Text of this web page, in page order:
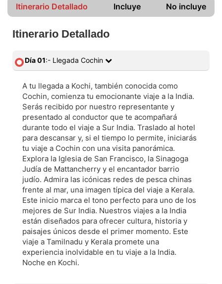
Itinerario Detallado Incluye No incluye
Itinerario Detallado
Día 01:- Llegada Cochin
A tu llegada a Kochi, también conocida como
Cochin, comienza tu emocionante viaje a la India.
Serás recibido por nuestro representante y
presentado al conductor que te acompañará
durante todo el viaje a Sur India. Traslado al hotel
para descansar y, si el tiempo lo permite, iniciarás
tu viaje a Cochin con una visita panorámica.
Explora la Iglesia de San Francisco, la Sinagoga
Judía de Mattancherry y el encantador barrio
judío. Admira las icónicas redes de pesca chinas
frente al mar, una imagen típica del viaje a Kerala.
Este inicio marca el tono perfecto para uno de los
mejores de Sur India. Nuestros viajes a la India
están diseñados para ofrecer cultura, historia y
paisajes únicos desde el primer momento. Este
viaje a Tamilnadu y Kerala promete una
experiencia inolvidable en tu viaje a la India.
Noche en Kochi.